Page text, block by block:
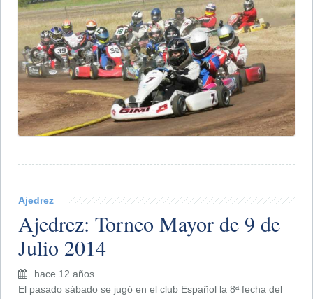
Ajedrez
Ajedrez: Torneo Mayor de 9 de
Julio 2014
hace 12 años
El pasado sábado se jugó en el club Español la 8ª fecha del